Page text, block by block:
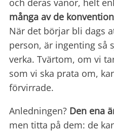
och deras vanor, helt
många av de
När det börjar bli dags
person, är ingenting så
verka. Tvärtom, om vi
som vi ska prata om,
förvirrade.
Anledningen? Den ena
men titta på dem: de